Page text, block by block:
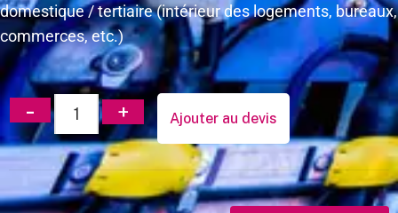
domestique / tertiaire (intérieur des logements, bureaux,
commerces, etc.)
Ajouter au devis